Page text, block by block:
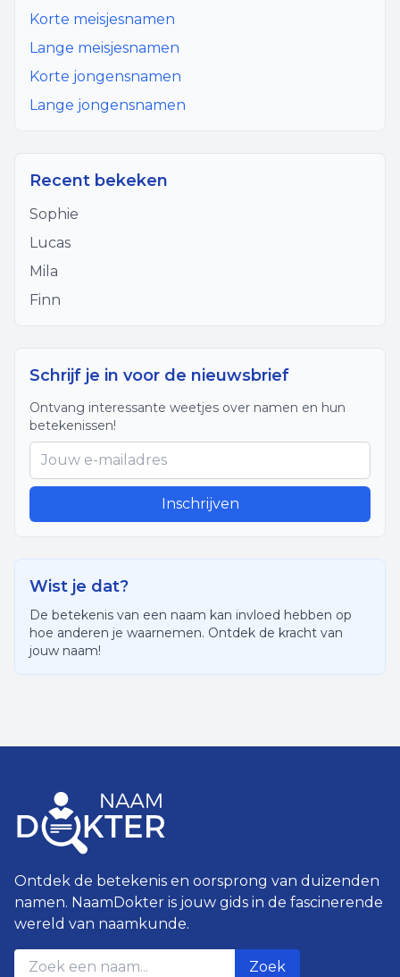
Korte meisjesnamen
Lange meisjesnamen
Korte jongensnamen
Lange jongensnamen
Recent bekeken
Sophie
Lucas
Mila
Finn
Schrijf je in voor de nieuwsbrief
Ontvang interessante weetjes over namen en hun
betekenissen!
Inschrijven
Wist je dat?
De betekenis van een naam kan invloed hebben op
hoe anderen je waarnemen. Ontdek de kracht van
jouw naam!
Ontdek de betekenis en oorsprong van duizenden
namen. NaamDokter is jouw gids in de fascinerende
wereld van naamkunde.
Zoek